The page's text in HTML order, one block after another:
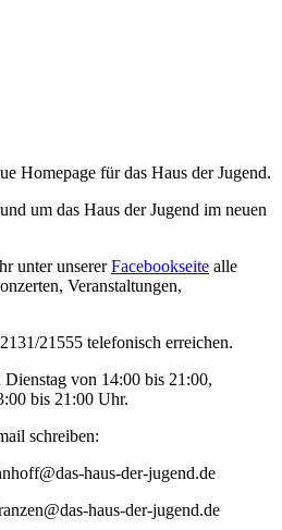
Homepage für das Haus der Jugend.
um das Haus der Jugend im neuen
unter unsererFacebookseite alle
Veranstaltungen,
21555 telefonisch erreichen.
von 14:00 bis 21:00,
bis 21:00 Uhr.
schreiben:
haus-der-jugend.de
haus-der-jugend.de